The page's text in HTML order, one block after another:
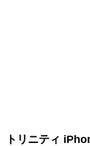
トリニティ